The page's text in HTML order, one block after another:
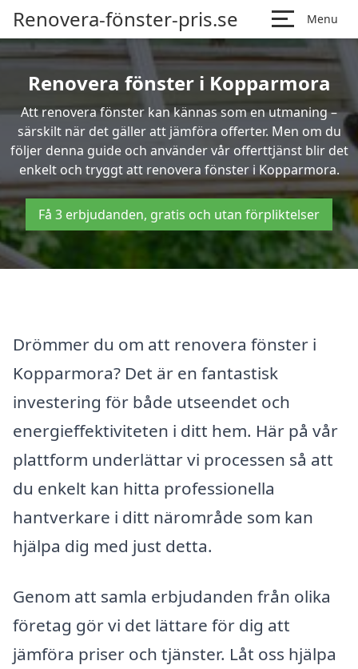
Renovera-fönster-pris.se Menu
Renovera fönster i Kopparmora
Att renovera fönster kan kännas som en utmaning –
särskilt när det gäller att jämföra offerter. Men om du
följer denna guide och använder vår offerttjänst blir det
enkelt och tryggt att renovera fönster i Kopparmora.
Få 3 erbjudanden, gratis och utan förpliktelser
Drömmer du om att renovera fönster i
Kopparmora? Det är en fantastisk
investering för både utseendet och
energieffektiviteten i ditt hem. Här på vår
plattform underlättar vi processen så att
du enkelt kan hitta professionella
hantverkare i ditt närområde som kan
hjälpa dig med just detta.
Genom att samla erbjudanden från olika
företag gör vi det lättare för dig att
jämföra priser och tjänster. Låt oss hjälpa